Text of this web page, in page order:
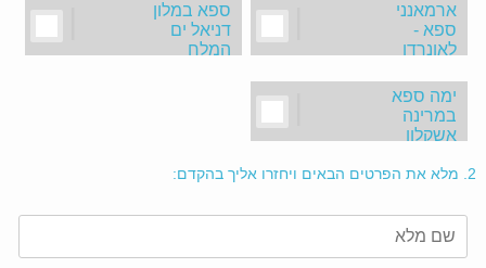
ארמאנני
ספא -
לאונרדו
ספא במלון
דניאל ים
המלח
ימה ספא
במרינה
אשקלון
2. מלא את הפרטים הבאים ויחזרו אליך בהקדם: